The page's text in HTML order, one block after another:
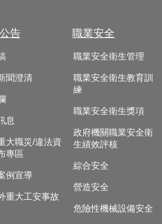
告
聞澄清
息
大職災/違法資
專區
例宣導
重大工安事故
職業安全
職業安全衛生管理
職業安全衛生教育訓
練
職業安全衛生獎項
政府機關職業安全衛
生績效評核
綜合安全
營造安全
危險性機械設備安全